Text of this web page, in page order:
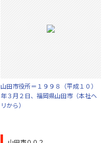
山田市役所＝１９９８（平成１０）
年３月２日、福岡県山田市（本社ヘ
リから）